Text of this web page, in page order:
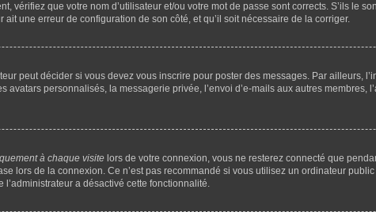
vérifiez que votre nom d’utilisateur et/ou votre mot de passe sont corrects. S’ils le
une erreur de configuration de son côté, et qu’il soit nécessaire de la corriger.
peut décider si vous devez vous inscrire pour poster des messages. Par ailleurs,
personnalisés, la messagerie privée, l’envoi d’e-mails aux autres membres,
à chaque visite lors de votre connexion, vous ne resterez connecté que
lors de la connexion. Ce n’est pas recommandé si vous utilisez un ordinateur
a désactivé cette fonctionnalité.